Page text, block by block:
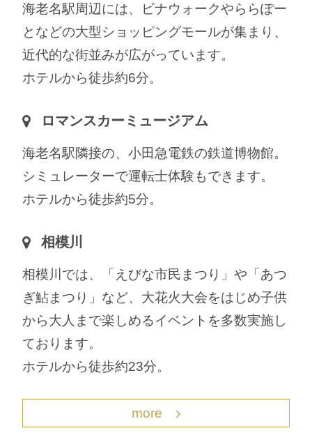
海老名駅周辺には、ビナウォークやららぽー
となどの大型ショッピングモールが集まり、
近代的な街並みが広がっています。
ホテルから徒歩約6分。
ロマンスカーミュージアム
海老名駅隣接の、小田急電鉄の鉄道博物館。
シミュレーターで運転士体験もできます。
ホテルから徒歩約5分。
相模川
相模川では、「えびな市民まつり」や「あつ
ぎ鮎まつり」など、大花火大会をはじめ子供
から大人まで楽しめるイベントを多数実施し
ております。
ホテルから徒歩約23分。
more